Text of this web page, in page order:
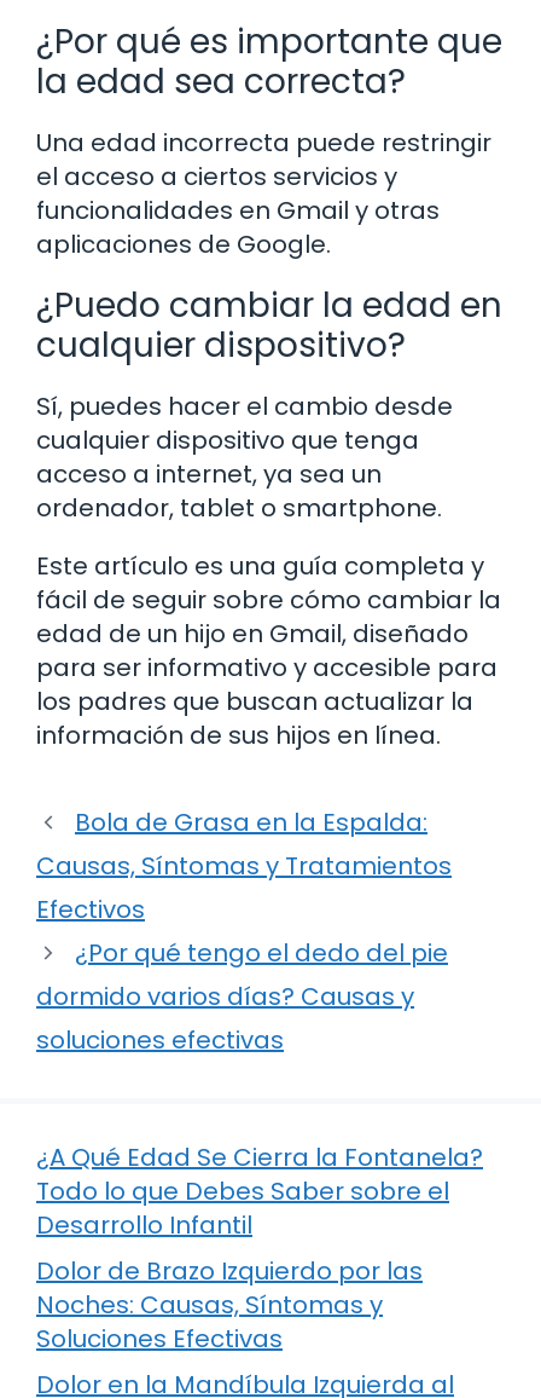
¿Por qué es importante que
la edad sea correcta?
Una edad incorrecta puede restringir
el acceso a ciertos servicios y
funcionalidades en Gmail y otras
aplicaciones de Google.
¿Puedo cambiar la edad en
cualquier dispositivo?
Sí, puedes hacer el cambio desde
cualquier dispositivo que tenga
acceso a internet, ya sea un
ordenador, tablet o smartphone.
Este artículo es una guía completa y
fácil de seguir sobre cómo cambiar la
edad de un hijo en Gmail, diseñado
para ser informativo y accesible para
los padres que buscan actualizar la
información de sus hijos en línea.
Bola de Grasa en la Espalda:
Causas, Síntomas y Tratamientos
Efectivos
¿Por qué tengo el dedo del pie
dormido varios días? Causas y
soluciones efectivas
¿A Qué Edad Se Cierra la Fontanela?
Todo lo que Debes Saber sobre el
Desarrollo Infantil
Dolor de Brazo Izquierdo por las
Noches: Causas, Síntomas y
Soluciones Efectivas
Dolor en la Mandíbula Izquierda al